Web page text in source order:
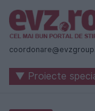
Știri
naționale
internaționale
▼ Proiecte